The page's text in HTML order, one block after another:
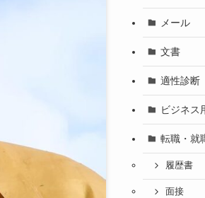
メール
文書
適性診断
ビジネス
転職・就
履歴書
面接